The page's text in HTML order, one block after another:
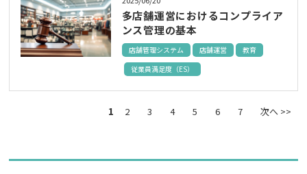
多店舗運営におけるコンプライア
ンス管理の基本
店舗管理システム 店舗運営
教育
従業員満足度（ES）
1 2 3 4 5 6 7 次へ >>